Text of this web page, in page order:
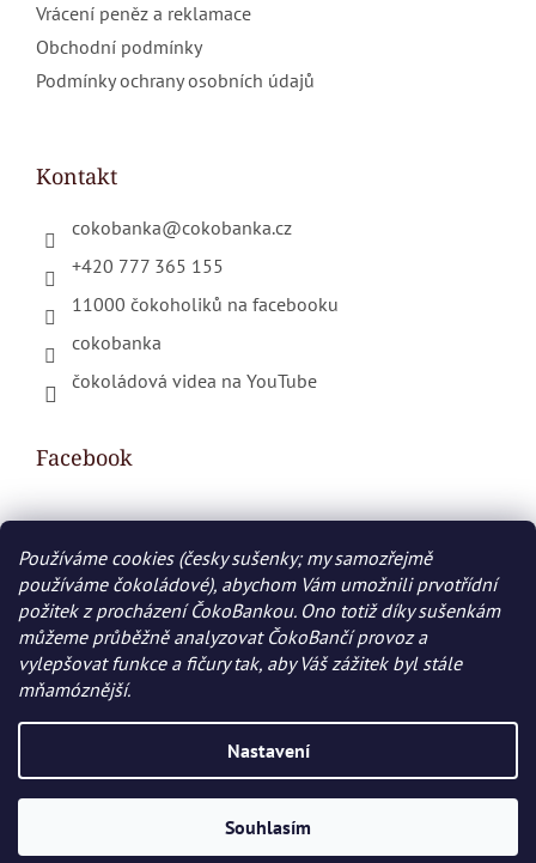
Používáme cookies (česky sušenky; my samozřejmě
používáme čokoládové), abychom Vám umožnili prvotřídní
požitek z procházení ČokoBankou. Ono totiž díky sušenkám
můžeme průběžně analyzovat ČokoBančí provoz a
vylepšovat funkce a fičury tak, aby Váš zážitek byl stále
mňamóznější.
Nastavení
Souhlasím
Vrácení peněz a reklamace
Obchodní podmínky
Podmínky ochrany osobních údajů
Kontakt
cokobanka@cokobanka.cz
+420 777 365 155
11000 čokoholiků na facebooku
cokobanka
čokoládová videa na YouTube
Facebook
Nákupní košík
0KS /0 KČ
Vytvořil Shoptet
Copyright 2026COKOBANKA.cz. Všechna práva
vyhrazena.